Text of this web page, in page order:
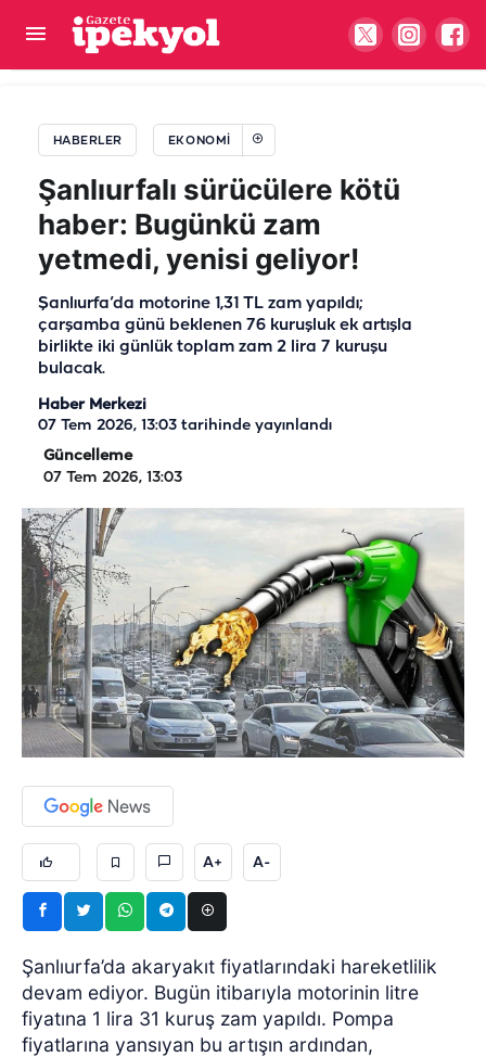
HABERLER EKONOMI
Şanlıurfalı sürücülere kötü
haber: Bugünkü zam
yetmedi, yenisi geliyor!
Şanlıurfa’da motorine 1,31 TL zam yapıldı;
çarşamba günü beklenen 76 kuruşluk ek artışla
birlikte iki günlük toplam zam 2 lira 7 kuruşu
bulacak.
Haber Merkezi
07 Tem 2026, 13:03 tarihinde yayınlandı
Güncelleme
07 Tem 2026, 13:03
A+ A-
Şanlıurfa’da akaryakıt fiyatlarındaki hareketlilik
devam ediyor. Bugün itibarıyla motorinin litre
fiyatına 1 lira 31 kuruş zam yapıldı. Pompa
fiyatlarına yansıyan bu artışın ardından,
Şanlıurfa Besi OTB yönetiminden Ankara